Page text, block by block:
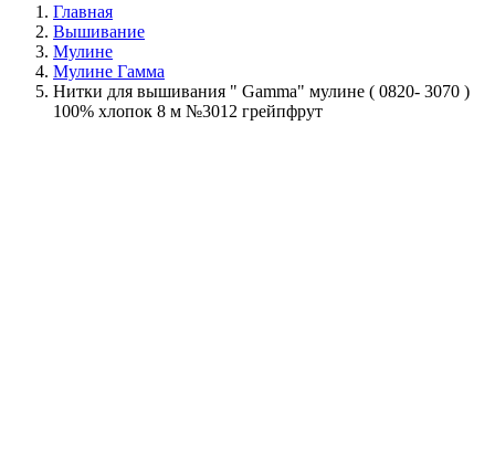
Главная
Вышивание
Мулине
Мулине Гамма
Нитки для вышивания " Gamma" мулине ( 0820- 3070 )
100% хлопок 8 м №3012 грейпфрут